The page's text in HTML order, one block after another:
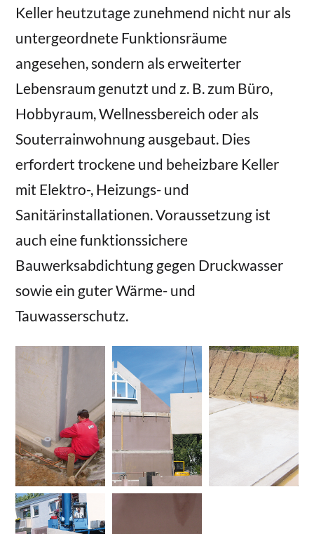
Keller heutzutage zunehmend nicht nur als
untergeordnete Funktionsräume
angesehen, sondern als erweiterter
Lebensraum genutzt und z. B. zum Büro,
Hobbyraum, Wellnessbereich oder als
Souterrainwohnung ausgebaut. Dies
erfordert trockene und beheizbare Keller
mit Elektro-, Heizungs- und
Sanitärinstallationen. Voraussetzung ist
auch eine funktionssichere
Bauwerksabdichtung gegen Druckwasser
sowie ein guter Wärme- und
Tauwasserschutz.